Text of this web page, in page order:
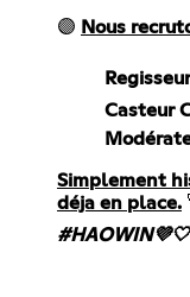
🟣 Nous
Casteur
Simplement
déja en place.
#HAOWIN💜🤍